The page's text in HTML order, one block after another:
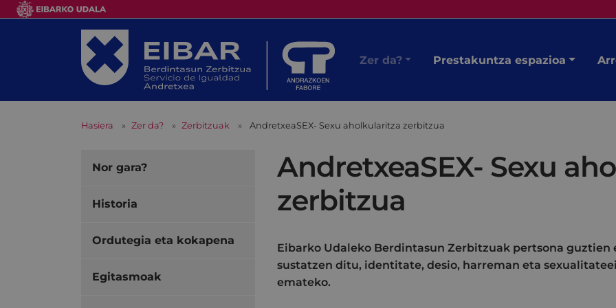
Zer da? Prestakuntza espazioa
Hasiera Zer da? Zerbitzuak AndretxeaSEX- Sexu aholkularitza zerbitzua
AndretxeaSEX- Sexu
zerbitzua
Eibarko Udaleko Berdintasun Zerbitzuak pertsona guztien
sustatzen ditu, identitate, desio, harreman eta
emateko.
Nor gara?
Historia
Ordutegia eta kokapena
Egitasmoak